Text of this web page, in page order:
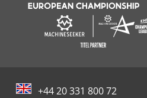
+44 20 331 800 72